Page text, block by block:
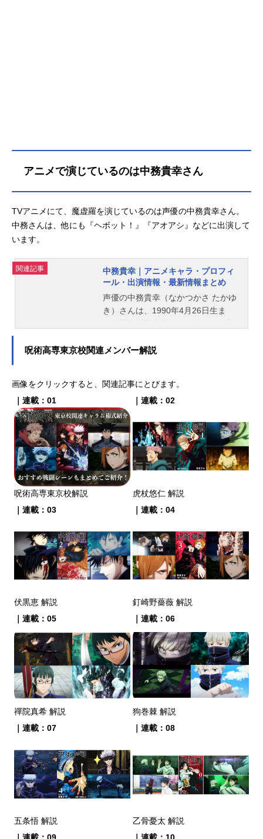
アニメで演じているのは中務貴幸さん
TVアニメにて、魔虚羅を演じているのは声優の中務貴幸さん。
中務さんは、他にも『ヘボット！』『アオアシ』などに出演して
います。
関連記事
中務貴幸｜アニメキャラ・プロフィ
ール・出演情報・最新情報まとめ
声優の中務貴幸（なかつかさ たかゆ
き）さんは、1990年4月26日生ま
事を紹介します。
呪術高専東京校関連メンバー解説
画像をクリックすると、関連記事にとびます。
｜連載：01
呪術高専東京校解説
｜連載：02
虎杖悠仁 解説
｜連載：03
伏黒恵 解説
｜連載：04
釘崎野薔薇 解説
｜連載：05
禪院真希 解説
｜連載：06
狗巻棘 解説
｜連載：07
五条悟 解説
｜連載：08
乙骨憂太 解説
｜連載：09
｜連載：10